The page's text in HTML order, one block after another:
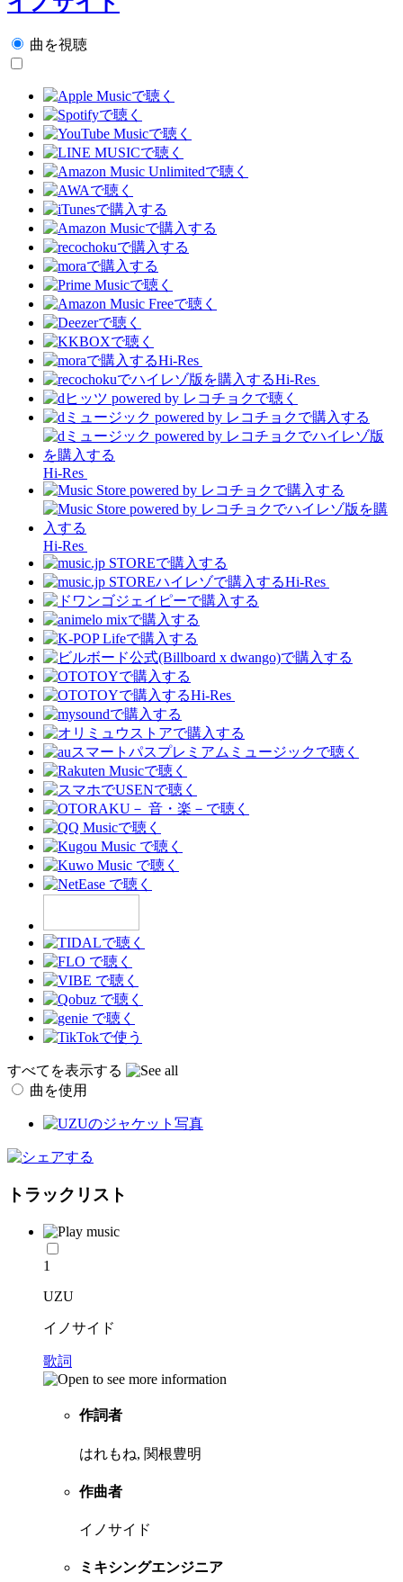
曲を視聴
Hi-Res
Hi-Res
Hi-Res
Hi-Res
Hi-Res
Hi-Res
すべてを表示する
曲を使用
トラックリスト
1
UZU
イノサイド
歌詞
作詞者
はれもね, 関根豊明
作曲者
イノサイド
ミキシングエンジニア